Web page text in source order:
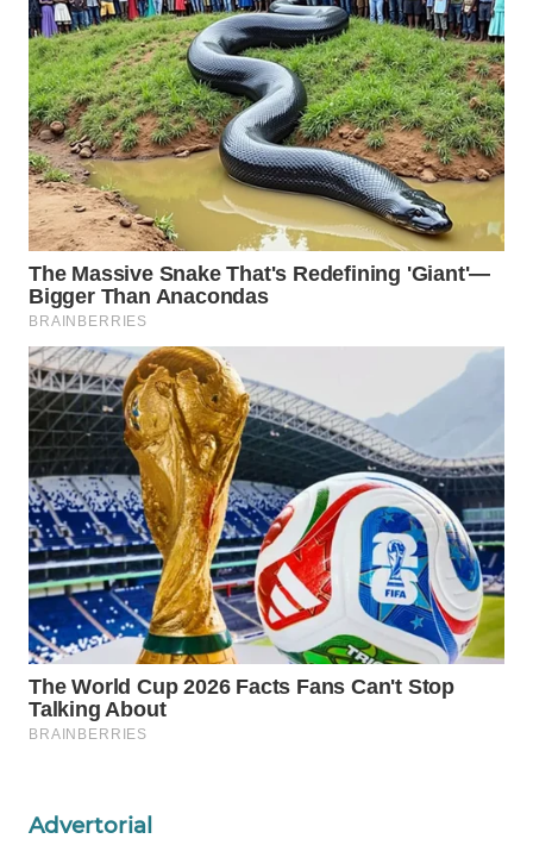
Advertorial
WAHANANEWS
ID
WAHANANEWS
CO ID
WAHANANEWS
NET
WAHANA
SPORT
WAHANA
UMKM
WAHANA
SELEB
WAHANA
PERSONA
WAHANA
OTOMOTIF
WAHANA
HEALTH
DESA